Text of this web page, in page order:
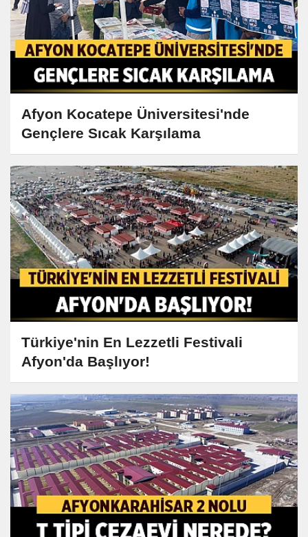
Afyon Kocatepe Üniversitesi'nde
Gençlere Sıcak Karşılama
Türkiye'nin En Lezzetli Festivali
Afyon'da Başlıyor!